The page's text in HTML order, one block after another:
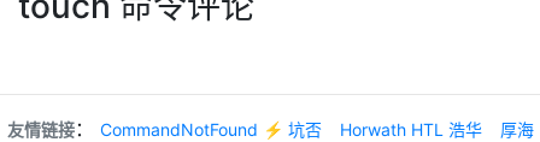
友情链接： CommandNotFound ⚡️ 坑否 Horwath HTL 浩华
厚海